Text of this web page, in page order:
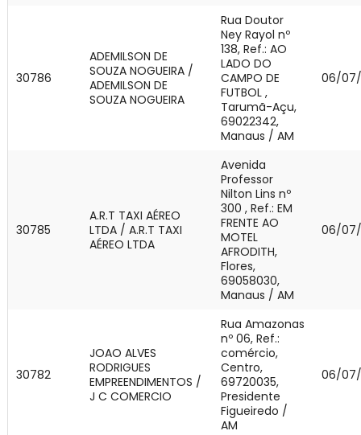
30786
ADEMILSON DE
SOUZA NOGUEIRA /
ADEMILSON DE
SOUZA NOGUEIRA
Rua Doutor
Ney Rayol nº
138, Ref.: AO
LADO DO
CAMPO DE
FUTBOL ,
Tarumã-Açu,
69022342,
Manaus / AM
06/
30785
A.R.T TAXI AÉREO
LTDA / A.R.T TAXI
AÉREO LTDA
Avenida
Professor
Nilton Lins nº
300 , Ref.: EM
FRENTE AO
MOTEL
AFRODITH,
Flores,
69058030,
Manaus / AM
06/
30782
JOAO ALVES
RODRIGUES
EMPREENDIMENTOS /
J C COMERCIO
Rua Amazonas
nº 06, Ref.:
comércio,
Centro,
69720035,
Presidente
Figueiredo /
AM
06/